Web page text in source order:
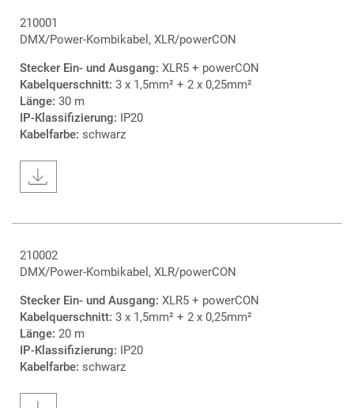
210001
DMX/Power-Kombikabel, XLR/powerCON
Stecker Ein- und Ausgang: XLR5 + powerCON
Kabelquerschnitt: 3 x 1,5mm² + 2 x 0,25mm²
Länge: 30 m
IP-Klassifizierung: IP20
Kabelfarbe: schwarz
210002
DMX/Power-Kombikabel, XLR/powerCON
Stecker Ein- und Ausgang: XLR5 + powerCON
Kabelquerschnitt: 3 x 1,5mm² + 2 x 0,25mm²
Länge: 20 m
IP-Klassifizierung: IP20
Kabelfarbe: schwarz